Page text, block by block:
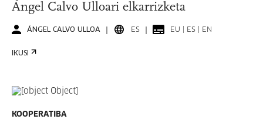
Ángel Calvo Ulloari elkarrizketa
ÁNGEL CALVO ULLOA ES EU | ES | EN
IKUSI
KOOPERATIBA